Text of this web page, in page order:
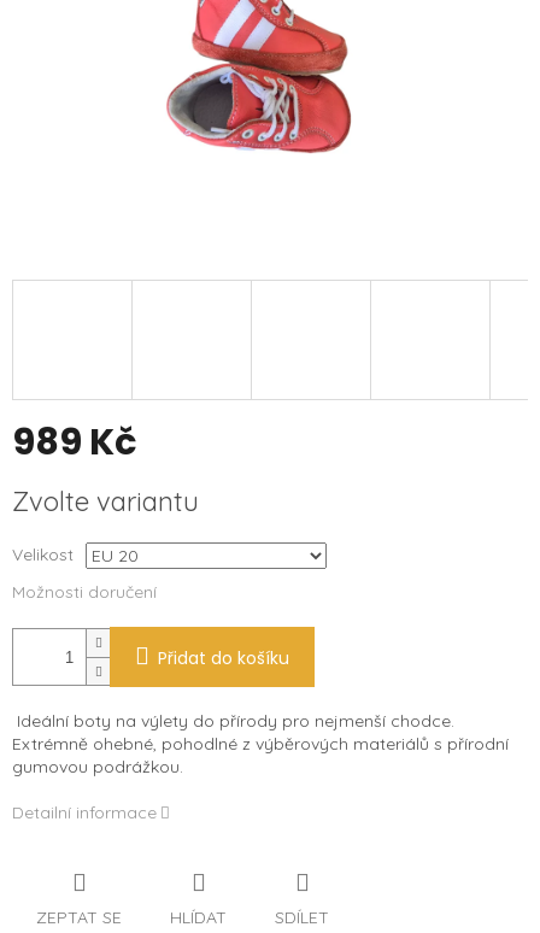
989 Kč
cena:
Zvolte variantu
Velikost
Možnosti doručení
Přidat do košíku
Ideální boty na výlety do přírody pro nejmenší chodce.
Extrémně ohebné, pohodlné z výběrových materiálů s přírodní
gumovou podrážkou.
Detailní informace
ZEPTAT SE HLÍDAT SDÍLET